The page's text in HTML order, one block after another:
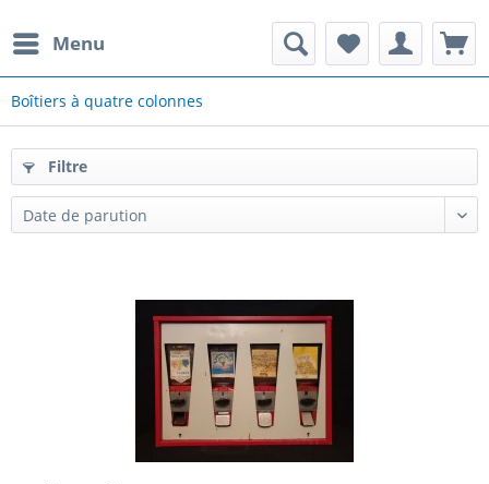
Menu
Boîtiers à quatre colonnes
Filtre